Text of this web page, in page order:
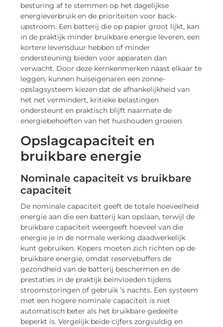
besturing af te stemmen op het dagelijkse
energieverbruik en de prioriteiten voor back-
upstroom. Een batterij die op papier groot lijkt, kan
in de praktijk minder bruikbare energie leveren, een
kortere levensduur hebben of minder
ondersteuning bieden voor apparaten dan
verwacht. Door deze kernkenmerken naast elkaar te
leggen, kunnen huiseigenaren een zonne-
opslagsysteem kiezen dat de afhankelijkheid van
het net vermindert, kritieke belastingen
ondersteunt en praktisch blijft naarmate de
energiebehoeften van het huishouden groeien.
Opslagcapaciteit en
bruikbare energie
Nominale capaciteit vs bruikbare
capaciteit
De nominale capaciteit geeft de totale hoeveelheid
energie aan die een batterij kan opslaan, terwijl de
bruikbare capaciteit weergeeft hoeveel van die
energie je in de normale werking daadwerkelijk
kunt gebruiken. Kopers moeten zich richten op de
bruikbare energie, omdat reservebuffers de
gezondheid van de batterij beschermen en de
prestaties in de praktijk beïnvloeden tijdens
stroomstoringen of gebruik ’s nachts. Een systeem
met een hogere nominale capaciteit is niet
automatisch beter als het bruikbare gedeelte
beperkt is. Vergelijk beide cijfers zorgvuldig en